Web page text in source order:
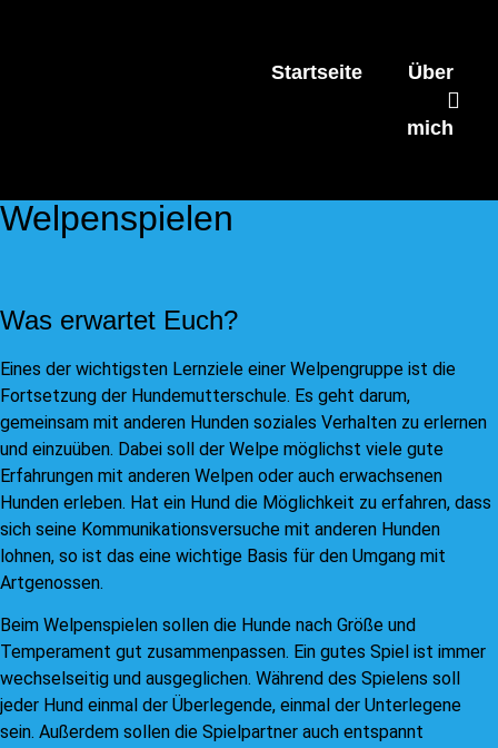
Startseite Über
mich
Welpenspielen
Was erwartet Euch?
Eines der wichtigsten Lernziele einer Welpengruppe ist die
Fortsetzung der Hundemutterschule. Es geht darum,
gemeinsam mit anderen Hunden soziales Verhalten zu erlernen
und einzuüben. Dabei soll der Welpe möglichst viele gute
Erfahrungen mit anderen Welpen oder auch erwachsenen
Hunden erleben. Hat ein Hund die Möglichkeit zu erfahren, dass
sich seine Kommunikationsversuche mit anderen Hunden
lohnen, so ist das eine wichtige Basis für den Umgang mit
Artgenossen.
Beim Welpenspielen sollen die Hunde nach Größe und
Temperament gut zusammenpassen. Ein gutes Spiel ist immer
wechselseitig und ausgeglichen. Während des Spielens soll
jeder Hund einmal der Überlegende, einmal der Unterlegene
sein. Außerdem sollen die Spielpartner auch entspannt